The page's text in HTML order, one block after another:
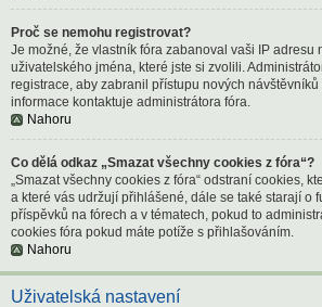
Proč se nemohu registrovat?
Je možné, že vlastník fóra zabanoval vaši IP adresu
uživatelského jména, které jste si zvolili.
registrace, aby zabranil přístupu nových
informace kontaktuje administrátora fóra.
Nahoru
Co dělá odkaz „Smazat všechny cookies z fóra“?
„Smazat všechny cookies z fóra“ odstraní cookies,
a které vás udržují přihlášené, dále se také starají o
příspěvků na fórech a v tématech, pokud to
cookies fóra pokud máte potíže s přihlašováním.
Nahoru
Uživatelská nastavení